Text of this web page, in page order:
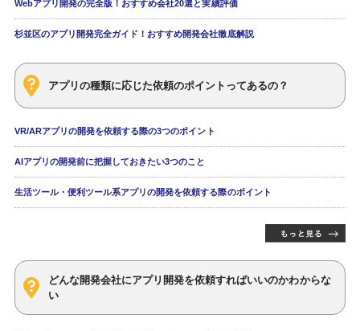
Webアプリ開発の完全版！おすすめ会社20選と実績評価
杉並区のアプリ開発完全ガイド！おすすめ開発会社徹底解説
アプリの種類に応じた依頼のポイントってあるの？
VR/ARアプリの開発を依頼する際の3つのポイント
AIアプリの開発前に把握しておきたい3つのこと
生活ツール・便利ツール系アプリの開発を依頼する際のポイント
どんな開発会社にアプリ開発を依頼すればいいのかわからな
い